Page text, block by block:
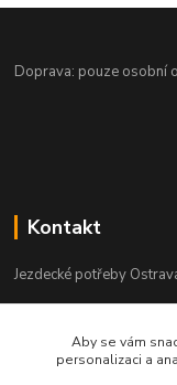
Doprava: pouze osobní
Kontakt
Jezdecké potřeby
596 236 147
Po-Pá 9:30 - 17:30
Aby se vám
personalizaci a